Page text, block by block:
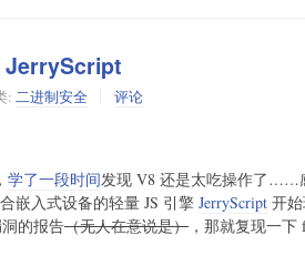
: 二进制安全 评论
学了一段时间发现 V8 还是太吃操作了……
嵌入式设备的轻量 JS 引擎 JerryScript 开
洞的报告（无人在意说是） ，那就复现一下